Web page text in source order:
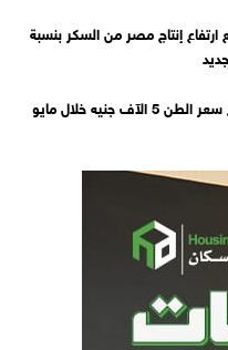
ارتفاع إنتاج مصر من السكر بنسبة
مصر للألومنيوم ترفع سعر الطن 5 الآف جنيه خلال مايو